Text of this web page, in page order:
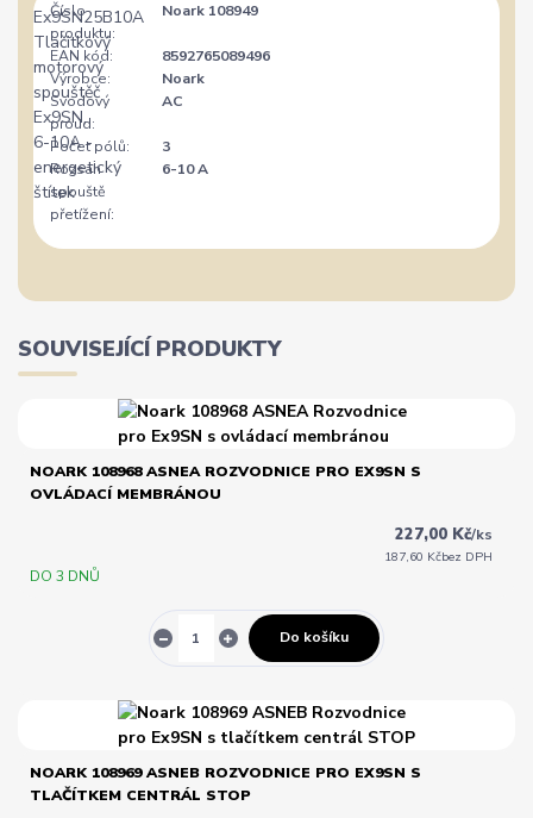
Číslo
produktu:
Noark 108949
EAN kód:
8592765089496
Výrobce:
Noark
Svodový
proud:
AC
Počet pólů:
3
Rozsah
spouště
přetížení:
6-10 A
SOUVISEJÍCÍ PRODUKTY
NOARK 108968 ASNEA ROZVODNICE PRO EX9SN S
OVLÁDACÍ MEMBRÁNOU
227,00 Kč/ks
187,60 Kčbez DPH
DO 3 DNŮ
Do košíku
NOARK 108969 ASNEB ROZVODNICE PRO EX9SN S
TLAČÍTKEM CENTRÁL STOP